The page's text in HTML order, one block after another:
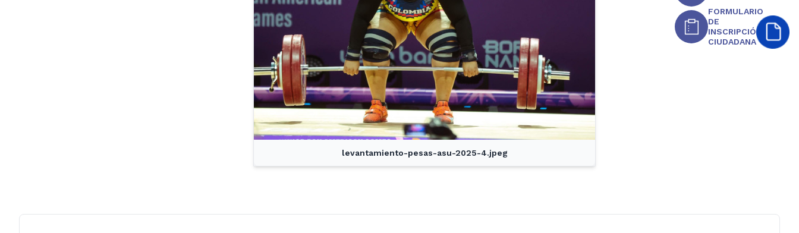
levantamiento-pesas-asu-2025-4.jpeg
FORMULARIO
DE
INSCRIPCIÓN
CIUDADANA